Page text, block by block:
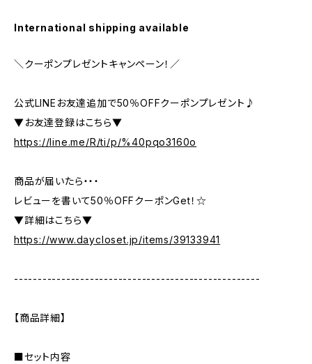
International shipping available
＼クーポンプレゼントキャンペーン！／
公式LINEお友達追加で50％OFFクーポンプレゼント♪
▼お友達登録はこちら▼
https://line.me/R/ti/p/%40pqo3160o
商品が届いたら・・・
レビューを書いて50％OFFクーポンGet！☆
▼詳細はこちら▼
https://www.daycloset.jp/items/39133941
----------------------------------------------------
【商品詳細】
■セット内容